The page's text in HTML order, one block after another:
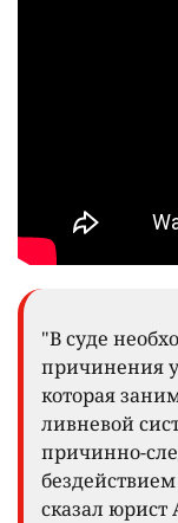
"В суде
причинения
которая
ливневой
причинно-
сказал